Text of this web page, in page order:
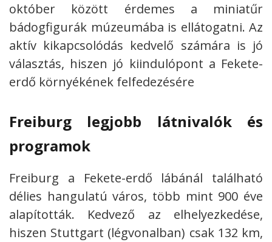
október között érdemes a miniatűr
bádogfigurák múzeumába is ellátogatni. Az
aktív kikapcsolódás kedvelő számára is jó
választás, hiszen jó kiindulópont a Fekete-
erdő környékének felfedezésére
Freiburg legjobb látnivalók és
programok
Freiburg a Fekete-erdő lábánál található
délies hangulatú város, több mint 900 éve
alapították. Kedvező az elhelyezkedése,
hiszen Stuttgart (légvonalban) csak 132 km,